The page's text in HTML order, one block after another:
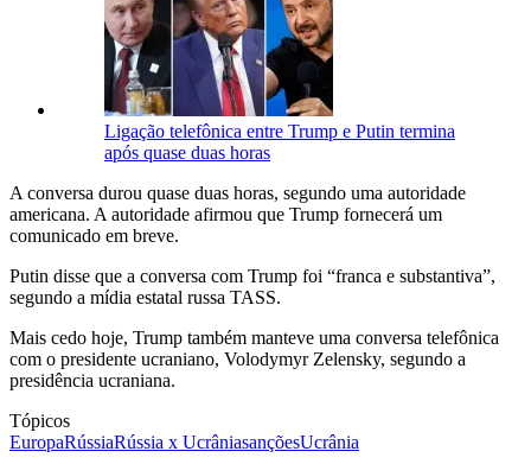
Ligação telefônica entre Trump e Putin termina
após quase duas horas
A conversa durou quase duas horas, segundo uma autoridade
americana. A autoridade afirmou que Trump fornecerá um
comunicado em breve.
Putin disse que a conversa com Trump foi “franca e substantiva”,
segundo a mídia estatal russa TASS.
Mais cedo hoje, Trump também manteve uma conversa telefônica
com o presidente ucraniano, Volodymyr Zelensky, segundo a
presidência ucraniana.
Tópicos
EuropaRússiaRússia x UcrâniasançõesUcrânia